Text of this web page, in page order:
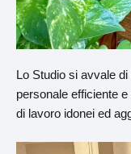
Lo Studio si avvale
personale efficiente
di lavoro idonei ed